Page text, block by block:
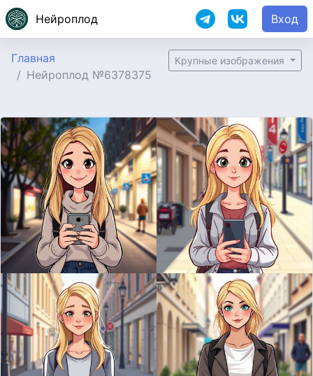
Нейроплод Вход
Главная
Нейроплод №6378375
Крупные изображения